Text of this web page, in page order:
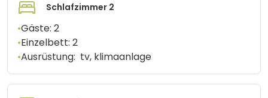
Schlafzimmer 2
•Gäste: 2
•Einzelbett: 2
•Ausrüstung: tv, klimaanlage